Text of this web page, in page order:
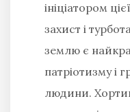
ініціатором
захист і
землю є
патріотизму і
людини.